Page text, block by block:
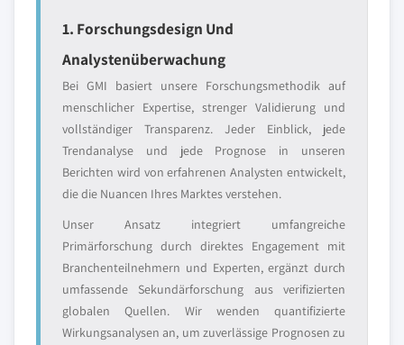
1. Forschungsdesign Und
Analystenüberwachung
Bei GMI basiert unsere Forschungsmethodik auf
menschlicher Expertise, strenger Validierung und
vollständiger Transparenz. Jeder Einblick, jede
Trendanalyse und jede Prognose in unseren
Berichten wird von erfahrenen Analysten entwickelt,
die die Nuancen Ihres Marktes verstehen.
Unser Ansatz integriert umfangreiche
Primärforschung durch direktes Engagement mit
Branchenteilnehmern und Experten, ergänzt durch
umfassende Sekundärforschung aus verifizierten
globalen Quellen. Wir wenden quantifizierte
Wirkungsanalysen an, um zuverlässige Prognosen zu